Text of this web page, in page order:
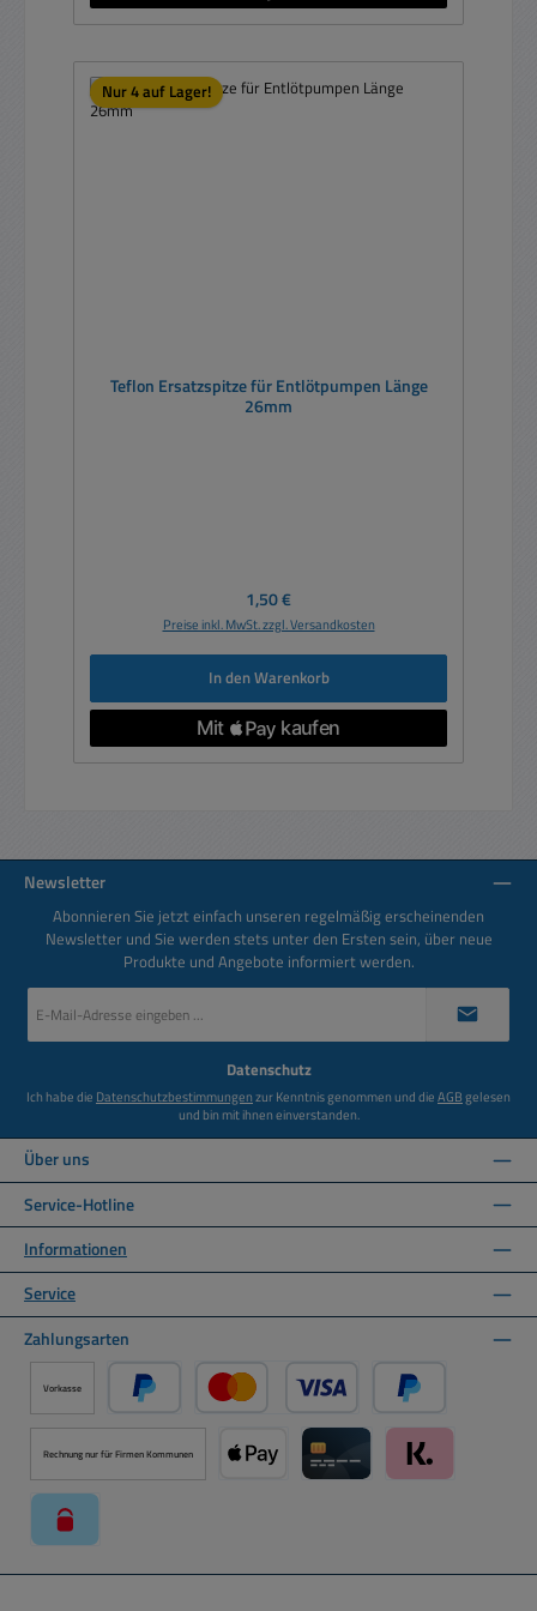
Nur 4 auf Lager!
Teflon Ersatzspitze für Entlötpumpen Länge
26mm
Regulärer Preis:
1,50 €
Preise inkl. MwSt. zzgl. Versandkosten
In den Warenkorb
Newsletter
Abonnieren Sie jetzt einfach unseren regelmäßig erscheinenden
Newsletter und Sie werden stets unter den Ersten sein, über neue
Produkte und Angebote informiert werden.
Mail-
Datenschutz
Ich habe die Datenschutzbestimmungenzur Kenntnis genommen und dieAGBgelesen
und bin mit ihnen einverstanden.
Über uns
Service-Hotline
Informationen
Service
Zahlungsarten
Vorkasse
PayPal Kredit- oder Debitkarte über PayPal
Später Bezahlen
Rechnung nur für Firmen Kommunen